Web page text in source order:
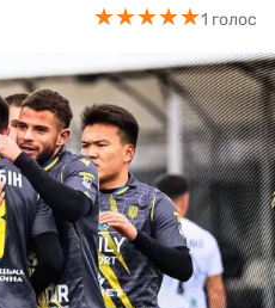
★★★★★
★★★★★1 голос